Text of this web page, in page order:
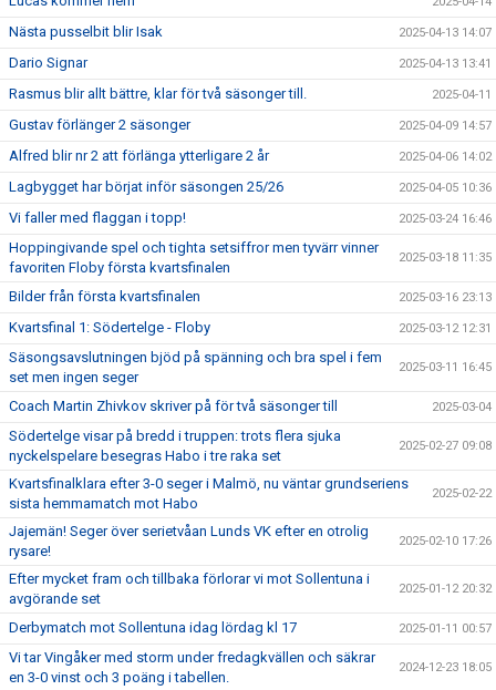
Nästa pusselbit blir Isak 2025-04-13 14:07
Dario Signar 2025-04-13 13:41
Rasmus blir allt bättre, klar för två säsonger till. 2025-04-11
Gustav förlänger 2 säsonger 2025-04-09 14:57
Alfred blir nr 2 att förlänga ytterligare 2 år 2025-04-06 14:02
Lagbygget har börjat inför säsongen 25/26 2025-04-05 10:36
Vi faller med flaggan i topp! 2025-03-24 16:46
Hoppingivande spel och tighta setsiffror men tyvärr vinner
favoriten Floby första kvartsfinalen
2025-03-18 11:35
Bilder från första kvartsfinalen 2025-03-16 23:13
Kvartsfinal 1: Södertelge - Floby 2025-03-12 12:31
Säsongsavslutningen bjöd på spänning och bra spel i fem
set men ingen seger
2025-03-11 16:45
Coach Martin Zhivkov skriver på för två säsonger till 2025-03-04
Södertelge visar på bredd i truppen: trots flera sjuka
nyckelspelare besegras Habo i tre raka set
2025-02-27 09:08
Kvartsfinalklara efter 3-0 seger i Malmö, nu väntar grundseriens
sista hemmamatch mot Habo
2025-02-22
Jajemän! Seger över serietvåan Lunds VK efter en otrolig
rysare!
2025-02-10 17:26
Efter mycket fram och tillbaka förlorar vi mot Sollentuna i
avgörande set
2025-01-12 20:32
Derbymatch mot Sollentuna idag lördag kl 17 2025-01-11 00:57
Vi tar Vingåker med storm under fredagkvällen och säkrar
en 3-0 vinst och 3 poäng i tabellen.
2024-12-23 18:05